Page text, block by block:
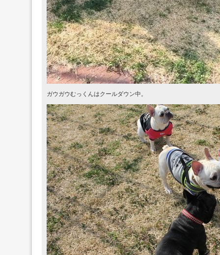
ガウガウむっくんはクールダウン中。